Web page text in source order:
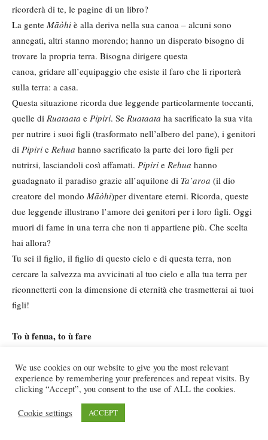
ricorderà di te, le pagine di un libro?
La gente Māòhi è alla deriva nella sua canoa – alcuni sono
annegati, altri stanno morendo; hanno un disperato bisogno di
trovare la propria terra. Bisogna dirigere questa
canoa, gridare all’equipaggio che esiste il faro che li riporterà
sulla terra: a casa.
Questa situazione ricorda due leggende particolarmente toccanti,
quelle di Ruataata e Pipiri. Se Ruataata ha sacrificato la sua vita
per nutrire i suoi figli (trasformato nell’albero del pane), i genitori
di Pipiri e Rehua hanno sacrificato la parte dei loro figli per
nutrirsi, lasciandoli così affamati. Pipiri e Rehua hanno
guadagnato il paradiso grazie all’aquilone di Ta’aroa (il dio
creatore del mondo Māòhi)per diventare eterni. Ricorda, queste
due leggende illustrano l’amore dei genitori per i loro figli. Oggi
muori di fame in una terra che non ti appartiene più. Che scelta
hai allora?
Tu sei il figlio, il figlio di questo cielo e di questa terra, non
cercare la salvezza ma avvicinati al tuo cielo e alla tua terra per
riconnetterti con la dimensione di eternità che trasmetterai ai tuoi
figli!
To ù fenua, to ù fare
E moana tauiraì
Tei pau i te Māòhi e to na vaa,
Hoê noa rā fenua ta na i tuō
E ua te tini te raì i nià mai ia na.
We use cookies on our website to give you the most relevant
experience by remembering your preferences and repeat visits. By
clicking “Accept”, you consent to the use of ALL the cookies.
Cookie settings ACCEPT